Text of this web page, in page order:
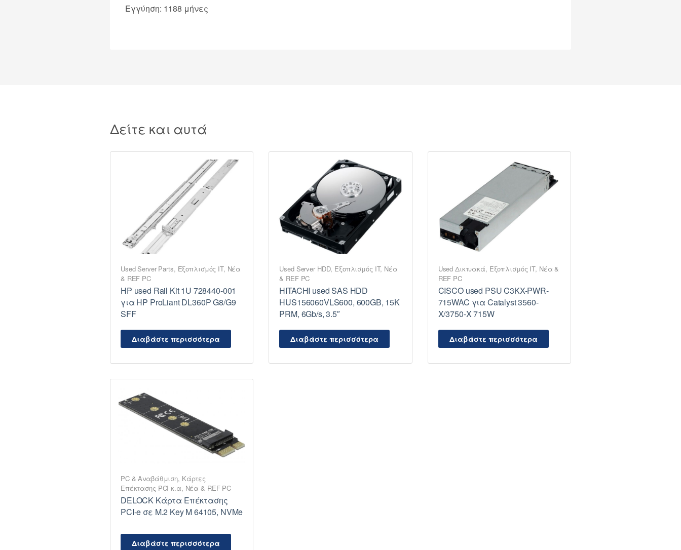
Εγγύηση: 1188 μήνες
Δείτε και αυτά
Used Server Parts, Εξοπλισμός IT, Νέα
& REF PC
HP used Rail Kit 1U 728440-001
για HP ProLiant DL360P G8/G9
SFF
Διαβάστε περισσότερα
Used Server HDD, Εξοπλισμός IT, Νέα
& REF PC
HITACHI used SAS HDD
HUS156060VLS600, 600GB, 15K
PRM, 6Gb/s, 3.5″
Διαβάστε περισσότερα
Used Δικτυακά, Εξοπλισμός IT, Νέα &
REF PC
CISCO used PSU C3KX-PWR-
715WAC για Catalyst 3560-
X/3750-X 715W
Διαβάστε περισσότερα
PC & Αναβάθμιση, Κάρτες
Επέκτασης PCI κ.α, Νέα & REF PC
DELOCK Κάρτα Επέκτασης
PCI-e σε M.2 Key M 64105, NVMe
Διαβάστε περισσότερα